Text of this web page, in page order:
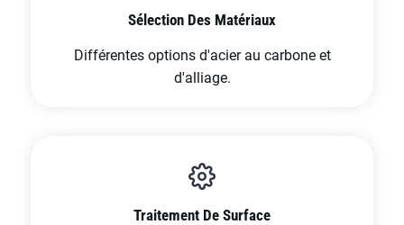
Sélection Des Matériaux
Différentes options d'acier au carbone et
d'alliage.
Traitement De Surface